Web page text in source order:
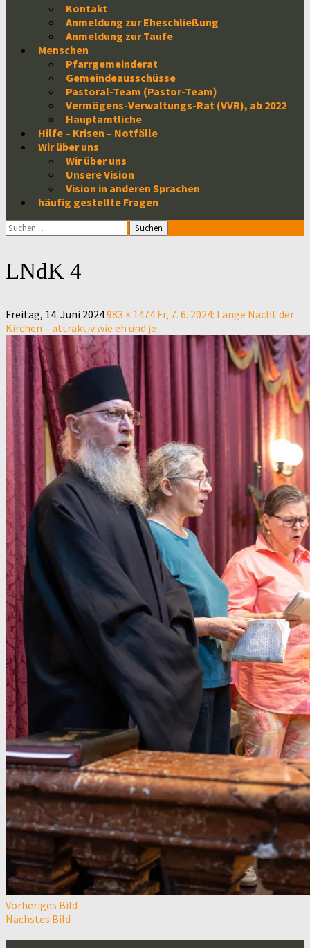
Kontakt
Anmeldung zur Eheschließung
Anmeldung zur Taufe
Menschen
Pfarrgemeinderat
Gemeindeausschüsse
Pastoral-Team (Pastor-Team)
Vermögens-Verwaltungs-Rat (VVR), ab 2022
Hauptamtliche
Hilfe – Krisen – Notfälle
Wir über uns
Wir über uns
Unsere Vision
Vision in anderen Sprachen
häufig gestellte Fragen
Suchen
nach:
LNdK 4
Freitag, 14. Juni 2024983 × 1474 Fr, 7. 6. 2024: Lange Nacht der
Kirchen – attraktiv wie eh und je
Vorheriges Bild
Nächstes Bild